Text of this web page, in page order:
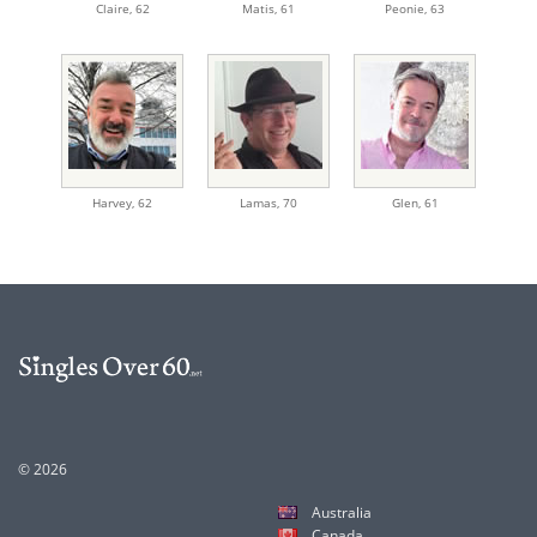
Claire 62 Matis 61 Peonie 63
Harvey 62 Lamas 70 Glen, 61
© 2026
Australia